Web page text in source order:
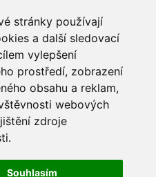
stránky používají
a další sledovací
vylepšení
prostředí, zobrazení
obsahu a reklam,
webových
zdroje
Souhlasím